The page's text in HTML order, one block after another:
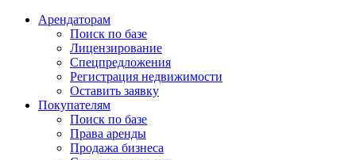
Арендаторам
Поиск по базе
Лицензирование
Спецпредложения
Регистрация недвижимости
Оставить заявку
Покупателям
Поиск по базе
Права аренды
Продажа бизнеса